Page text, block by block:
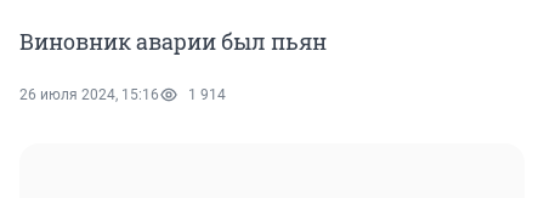
Виновник аварии был пьян
26 июля 2024, 15:16 1 914